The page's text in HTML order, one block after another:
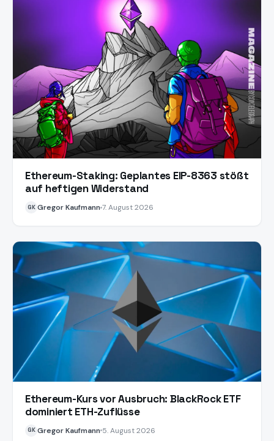
Ethereum-Staking: Geplantes EIP-8363 stößt
auf heftigen Widerstand
GK Gregor Kaufmann7. August 2026
Ethereum-Kurs vor Ausbruch: BlackRock ETF
dominiert ETH-Zuflüsse
GK Gregor Kaufmann 5. August 2026